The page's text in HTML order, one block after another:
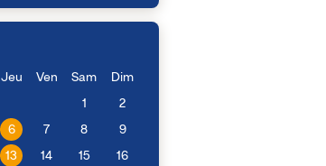
Jeu Ven Sam Dim
1 2
6 7 8 9
13 14 15 16